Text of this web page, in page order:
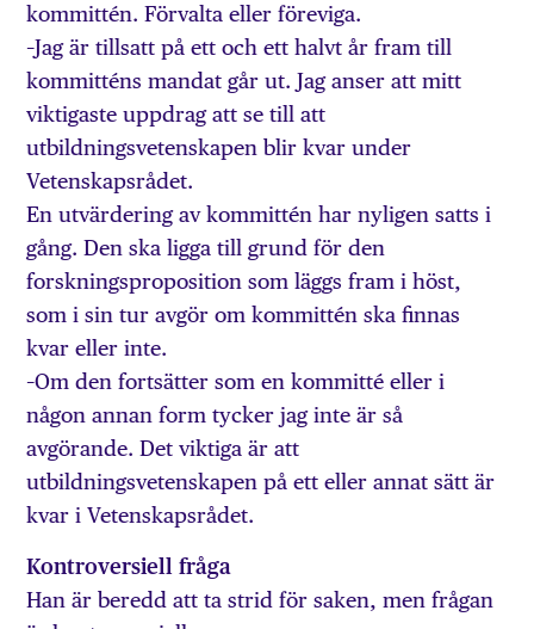
kommittén. Förvalta eller föreviga.
–Jag är tillsatt på ett och ett halvt år fram till
kommitténs mandat går ut. Jag anser att mitt
viktigaste uppdrag att se till att
utbildningsvetenskapen blir kvar under
Vetenskapsrådet.
En utvärdering av kommittén har nyligen satts i
gång. Den ska ligga till grund för den
forskningsproposition som läggs fram i höst,
som i sin tur avgör om kommittén ska finnas
kvar eller inte.
–Om den fortsätter som en kommitté eller i
någon annan form tycker jag inte är så
avgörande. Det viktiga är att
utbildningsvetenskapen på ett eller annat sätt är
kvar i Vetenskapsrådet.
Kontroversiell fråga
Han är beredd att ta strid för saken, men frågan